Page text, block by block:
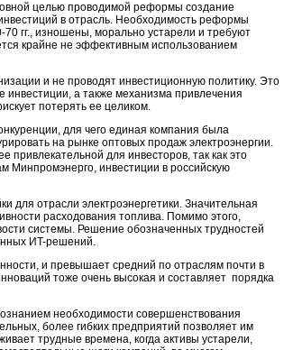
целью проводимой реформы создание
в отрасль. Необходимость реформы
гг., изношены, морально устарели и требуют
крайне не эффективным использованием
и не проводят инвестиционную политику. Это
а также механизма привлечения
потерять ее целиком.
для чего единая компания была
на рынке оптовых продаж электроэнергии.
привлекательной для инвесторов, так как это
Минпромэнерго, инвестиции в российскую
для отрасли электроэнергетики. Значительная
расходования топлива. Помимо этого,
системы. Решение обозначенных трудностей
ИT-решений.
и превышает средний по отраслям почти в
тоже очень высокая и составляет порядка
необходимости совершенствования
более гибких предприятий позволяет им
трудные времена, когда активы устарели,